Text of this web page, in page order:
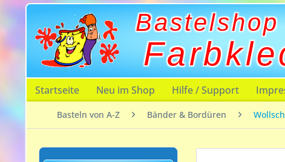
Bastelshop
Startseite Neu im Shop Hilfe / Support
Basteln von A-Z Bänder & Bordüren